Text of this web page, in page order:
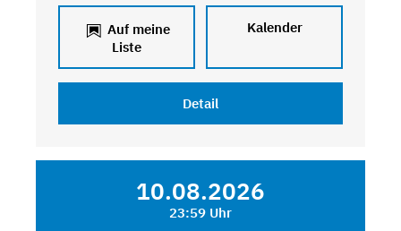
Auf meine
Liste
Kalender
Detail
10.08.2026
23:59 Uhr